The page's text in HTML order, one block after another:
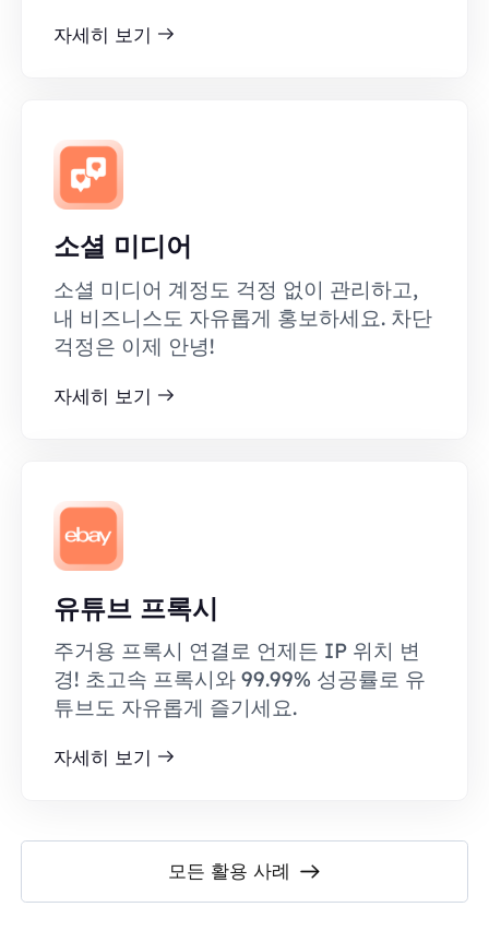
자세히 보기
소셜 미디어
소셜 미디어 계정도 걱정 없이 관리하고,
내 비즈니스도 자유롭게 홍보하세요. 차단
걱정은 이제 안녕!
자세히 보기
유튜브 프록시
주거용 프록시 연결로 언제든 IP 위치 변
경! 초고속 프록시와 99.99% 성공률로 유
튜브도 자유롭게 즐기세요.
자세히 보기
모든 활용 사례